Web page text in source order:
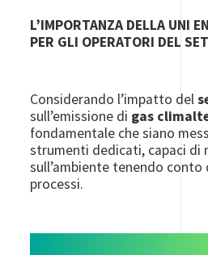
L’IMPORTANZA DELLA UNI
PER GLI OPERATORI DEL
Considerando l’impatto del
sull’emissione di gas
fondamentale che siano
strumenti dedicati, capaci di
sull’ambiente tenendo
processi.